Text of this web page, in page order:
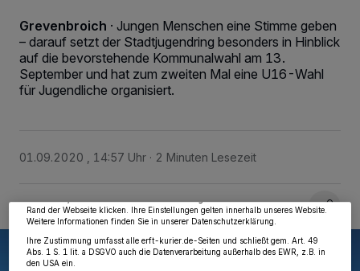
Grevenbroich · Jungen Menschen eine Stimme geben
– darauf setzt der Stadtjugendring besonders in Hinblick
auf die bevorstehende Kommunalwahl am 13.
September und hat zum zweiten Mal eine U16-Wahl
für Jugendliche organisiert.
01.09.2020 , 14:57 Uhr 2 Minuten Lesezeit
Partner verarbeiten Daten, um Ihnen Dienste bereitzustellen“ aufgeführten
Zwecke. Wenn Tracker deaktiviert sind, sind manche Inhalte und Anzeigen
Rand der Webseite klicken. Ihre Einstellungen gelten innerhalb unseres Website.
Weitere Informationen finden Sie in unserer Datenschutzerklärung.
Ihre Zustimmung umfasst alle erft-kurier.de-Seiten und schließt gem. Art. 49
Abs. 1 S. 1 lit. a DSGVO auch die Datenverarbeitung außerhalb des EWR, z.B. in
den USA ein.